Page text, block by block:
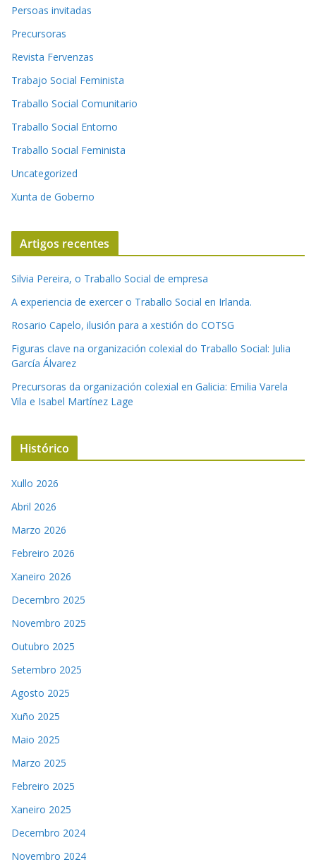
Persoas invitadas
Precursoras
Revista Fervenzas
Trabajo Social Feminista
Traballo Social Comunitario
Traballo Social Entorno
Traballo Social Feminista
Uncategorized
Xunta de Goberno
Artigos recentes
Silvia Pereira, o Traballo Social de empresa
A experiencia de exercer o Traballo Social en Irlanda.
Rosario Capelo, ilusión para a xestión do COTSG
Figuras clave na organización colexial do Traballo Social: Julia
García Álvarez
Precursoras da organización colexial en Galicia: Emilia Varela
Vila e Isabel Martínez Lage
Histórico
Xullo 2026
Abril 2026
Marzo 2026
Febreiro 2026
Xaneiro 2026
Decembro 2025
Novembro 2025
Outubro 2025
Setembro 2025
Agosto 2025
Xuño 2025
Maio 2025
Marzo 2025
Febreiro 2025
Xaneiro 2025
Decembro 2024
Novembro 2024